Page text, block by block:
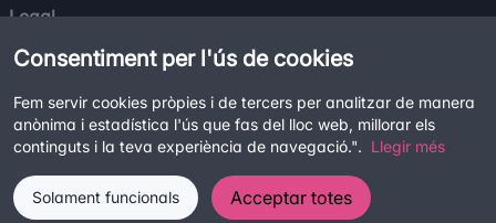
Legal
Termes i condicions
Política de cookies
©2026 Tuk Tuk Tots els drets reservats.
Consentiment per l'ús de cookies
Fem servir cookies pròpies i de tercers per analitzar de manera
anònima i estadística l'ús que fas del lloc web, millorar els
continguts i la teva experiència de navegació.". Llegir més
Solament funcionals Acceptar totes